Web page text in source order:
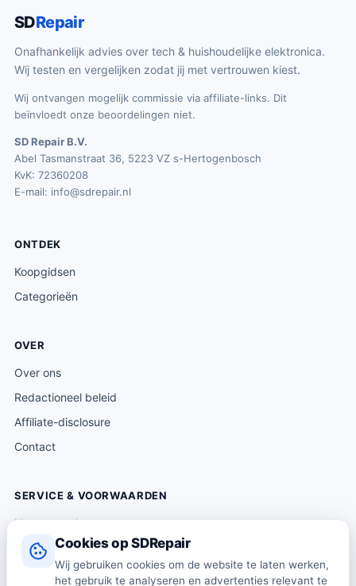
Cookies op SDRepair
Wij gebruiken cookies om de website te laten werken,
het gebruik te analyseren en advertenties relevant te
SDRepair
Onafhankelijk advies over tech & huishoudelijke elektronica.
Wij testen en vergelijken zodat jij met vertrouwen kiest.
Wij ontvangen mogelijk commissie via affiliate-links. Dit
beïnvloedt onze beoordelingen niet.
SD Repair B.V.
Abel Tasmanstraat 36, 5223 VZ s-Hertogenbosch
KvK: 72360208
E-mail: info@sdrepair.nl
ONTDEK
Koopgidsen
Categorieën
OVER
Over ons
Redactioneel beleid
Affiliate-disclosure
Contact
SERVICE & VOORWAARDEN
Klantenservice
Verzending & levering
Retourneren